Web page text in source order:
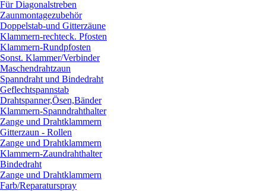
Für Diagonalstreben
Zaunmontagezubehör
Doppelstab-und Gitterzäune
Klammern-rechteck. Pfosten
Klammern-Rundpfosten
Sonst. Klammer/Verbinder
Maschendrahtzaun
Spanndraht und Bindedraht
Geflechtspannstab
Drahtspanner,Ösen,Bänder
Klammern-Spanndrahthalter
Zange und Drahtklammern
Gitterzaun - Rollen
Zange und Drahtklammern
Klammern-Zaundrahthalter
Bindedraht
Zange und Drahtklammern
Farb/Reparaturspray